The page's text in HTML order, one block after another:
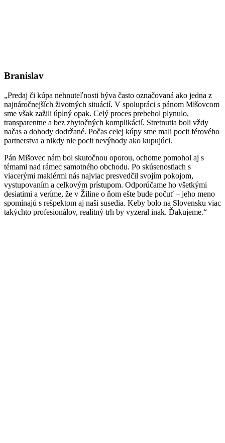
Branislav
„Predaj či kúpa nehnuteľnosti býva často označovaná ako jedna z
najnáročnejších životných situácií. V spolupráci s pánom Mišovcom
sme však zažili úplný opak. Celý proces prebehol plynulo,
transparentne a bez zbytočných komplikácií. Stretnutia boli vždy
načas a dohody dodržané. Počas celej kúpy sme mali pocit férového
partnerstva a nikdy nie pocit nevýhody ako kupujúci.
Pán Mišovec nám bol skutočnou oporou, ochotne pomohol aj s
témami nad rámec samotného obchodu. Po skúsenostiach s
viacerými maklérmi nás najviac presvedčil svojím pokojom,
vystupovaním a celkovým prístupom. Odporúčame ho všetkými
desiatimi a veríme, že v Žiline o ňom ešte bude počuť – jeho meno
spomínajú s rešpektom aj naši susedia. Keby bolo na Slovensku viac
takýchto profesionálov, realitný trh by vyzeral inak. Ďakujeme.“